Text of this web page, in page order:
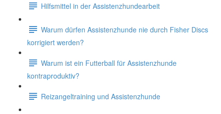
Hilfsmittel in der Assistenzhundearbeit
Warum dürfen Assistenzhunde nie durch Fisher Discs
korrigiert werden?
Warum ist ein Futterball für Assistenzhunde
kontraproduktiv?
Reizangeltraining und Assistenzhunde